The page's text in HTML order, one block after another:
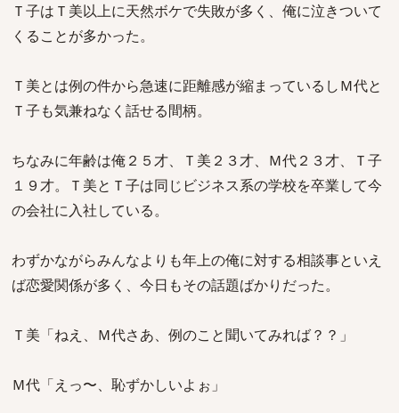
Ｔ子はＴ美以上に天然ボケで失敗が多く、俺に泣きついて
くることが多かった。
Ｔ美とは例の件から急速に距離感が縮まっているしＭ代と
Ｔ子も気兼ねなく話せる間柄。
ちなみに年齢は俺２５才、Ｔ美２３才、Ｍ代２３才、Ｔ子
１９才。Ｔ美とＴ子は同じビジネス系の学校を卒業して今
の会社に入社している。
わずかながらみんなよりも年上の俺に対する相談事といえ
ば恋愛関係が多く、今日もその話題ばかりだった。
Ｔ美「ねえ、Ｍ代さあ、例のこと聞いてみれば？？」
Ｍ代「えっ〜、恥ずかしいよぉ」